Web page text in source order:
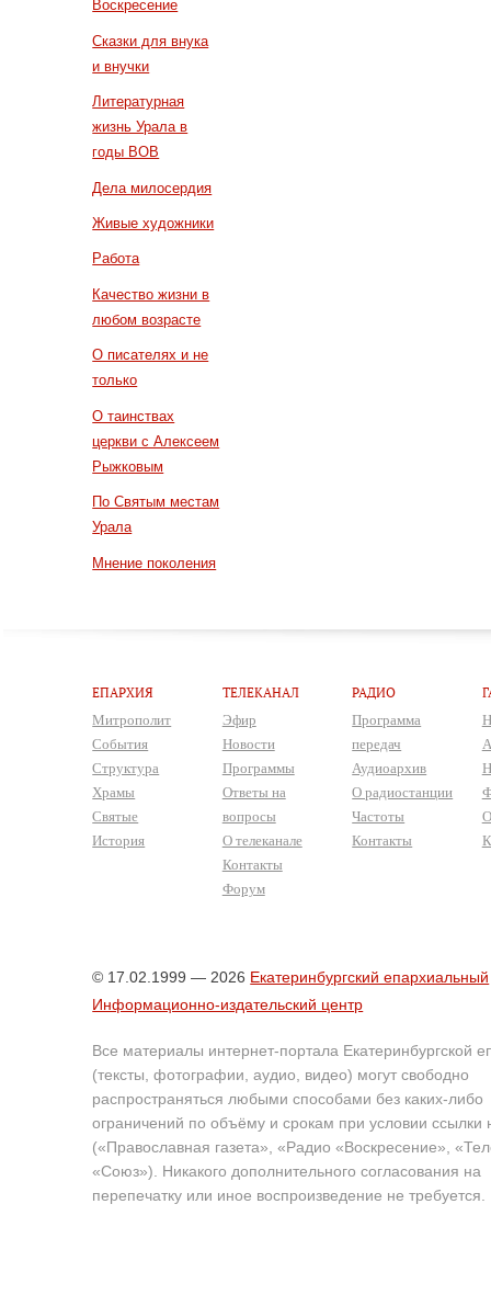
Воскресение
Сказки для внука
и внучки
Литературная
жизнь Урала в
годы ВОВ
Дела милосердия
Живые художники
Работа
Качество жизни в
любом возрасте
О писателях и не
только
О таинствах
церкви с Алексеем
Рыжковым
По Святым местам
Урала
Мнение поколения
ЕПАРХИЯ
Митрополит
События
Структура
Храмы
Святые
История
ТЕЛЕКАНАЛ
Эфир
Новости
Программы
Ответы на
вопросы
О телеканале
Контакты
Форум
РАДИО
Программа
передач
Аудиоархив
О радиостанции
Частоты
Контакты
© 17.02.1999 — 2026 Екатеринбургский епархиальный
Информационно-издательский центр
Все материалы интернет-портала Екатеринбургской
(тексты, фотографии, аудио, видео) могут свободно
распространяться любыми способами без каких-либо
ограничений по объёму и срокам при условии ссылки
(«Православная газета», «Радио «Воскресение»,
«Союз»). Никакого дополнительного согласования на
перепечатку или иное воспроизведение не требуется.